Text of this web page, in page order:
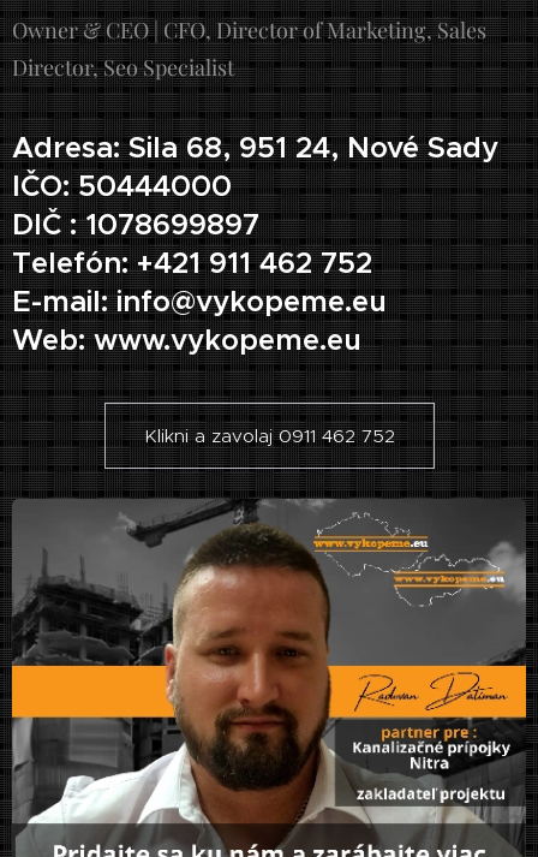
Owner & CEO | CFO, Director of Marketing, Sales
Director, Seo Specialist
Adresa: Sila 68, 951 24, Nové Sady
IČO: 50444000
DIČ : 1078699897
Telefón: +421 911 462 752
E-mail: info@vykopeme.eu
Web: www.vykopeme.eu
Klikni a zavolaj 0911 462 752